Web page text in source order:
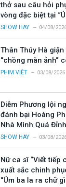
thở sau câu hỏi
vòng đặc biệt tại
SHOW HAY 04/08/
Thân Thúy Hà
“chồng màn ảnh”
PHIM VIỆT 03/08/2026
Diễm Phương lội
đánh bại Hoàng
Nhà Mình Quá Đỉnh
SHOW HAY 03/08/
Nữ ca sĩ “Viết tiếp
xuất sắc chinh
“Úm ba la ra chữ